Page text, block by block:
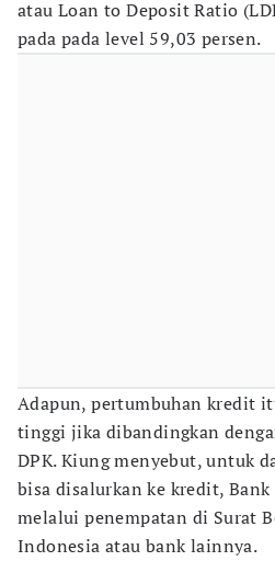
atau Loan to Deposit Ratio
pada pada level 59,03 persen.
Adapun, pertumbuhan kredit
tinggi jika dibandingkan
DPK. Kiung menyebut, untuk
bisa disalurkan ke kredit,
melalui penempatan di Surat
Indonesia atau bank lainnya.